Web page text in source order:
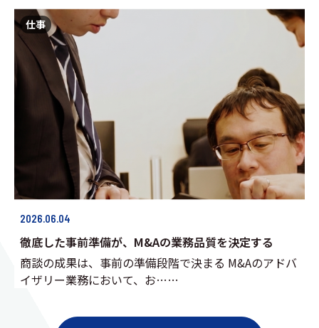
2026.06.04
徹底した事前準備が、M&Aの業務品質を決定する
商談の成果は、事前の準備段階で決まる M&Aのアドバ
イザリー業務において、お……
仕事